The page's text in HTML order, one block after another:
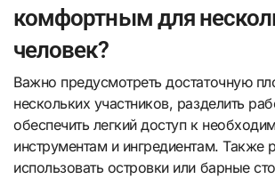
комфортным для
человек?
Важно предусмотреть достаточную
нескольких участников, разделить
обеспечить легкий доступ к
инструментам и ингредиентам. Также
использовать островки или барные